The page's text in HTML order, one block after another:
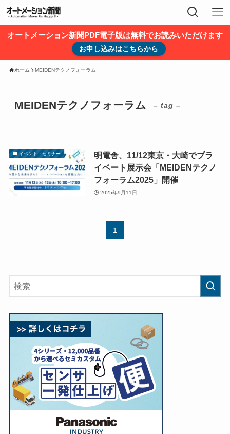
オートメーション新聞PDF電子版は無料でお読みいただけます
お申し込みはこちらから
ホーム MEIDENテクノフォーラム
MEIDENテクノフォーラム – tag –
イベント・セミナー
明電舎、11/12東京・大崎でプラ
イベート展示会「MEIDENテクノ
フォーラム2025」開催
2025年9月11日
1